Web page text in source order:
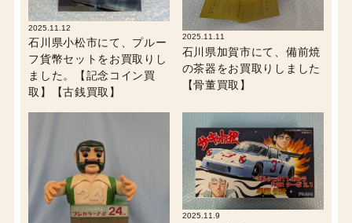
2025.11.12
石川県小松市にて、プルー
フ貨幣セットをお買取りし
ました。【記念コイン買
取】【古銭買取】
2025.11.11
石川県加賀市にて、備前焼
の茶器をお買取りしました
【骨董買取】
2025.11.9